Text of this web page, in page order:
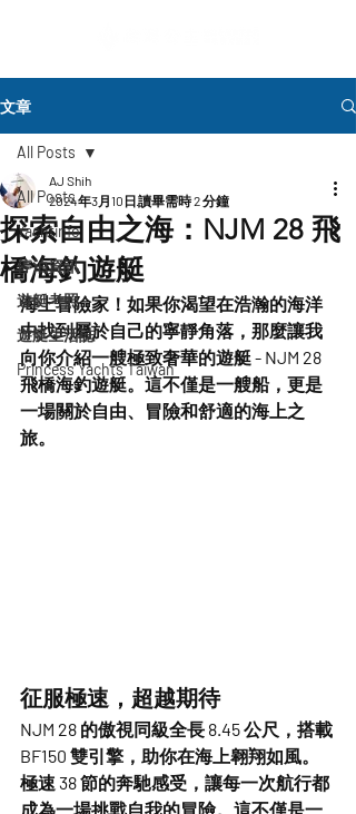
文章
All Posts
Yachtinfo
停泊資訊
遊艇考照
遊艇生活誌
Princess Yachts Taiwan
All Posts
探索自由之海：NJM 28 飛
橋海釣遊艇
AJ Shih
2024年3月10日讀畢需時 2 分鐘
海上冒險家！如果你渴望在浩瀚的海洋
中找到屬於自己的寧靜角落，那麼讓我
向你介紹一艘極致奢華的遊艇 - NJM 28
飛橋海釣遊艇。這不僅是一艘船，更是
一場關於自由、冒險和舒適的海上之
旅。
征服極速，超越期待
NJM 28 的傲視同級全長 8.45 公尺，搭載
BF150 雙引擎，助你在海上翱翔如風。
極速 38 節的奔馳感受，讓每一次航行都
成為一場挑戰自我的冒險。這不僅是一